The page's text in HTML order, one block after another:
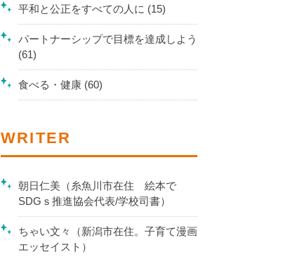
平和と公正をすべての人に (15)
パートナーシップで目標を達成しよう
(61)
食べる・健康 (60)
WRITER
朝日仁美（糸魚川市在住 絵本で
SDGｓ推進協会代表/学校司書）
ちゃい文々（新潟市在住。子育て漫画
エッセイスト）